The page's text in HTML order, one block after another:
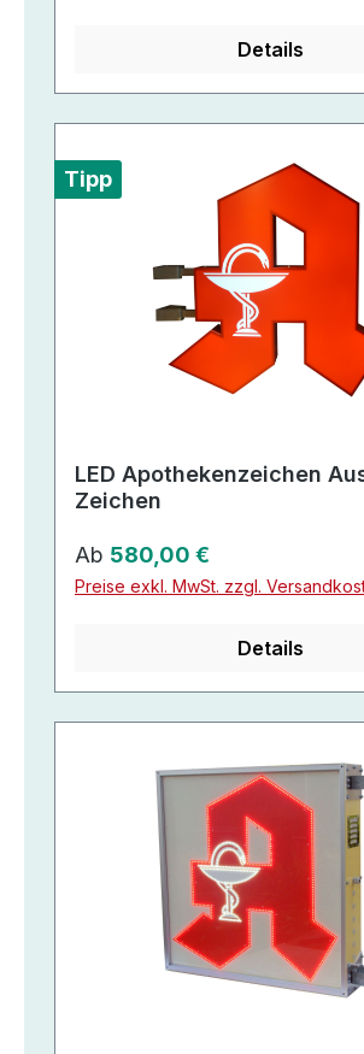
Details
Tipp
LED Apothekenzeichen
Zeichen
Regulärer Preis:
Ab 580,00 €
Preise exkl. MwSt. zzgl.
Details